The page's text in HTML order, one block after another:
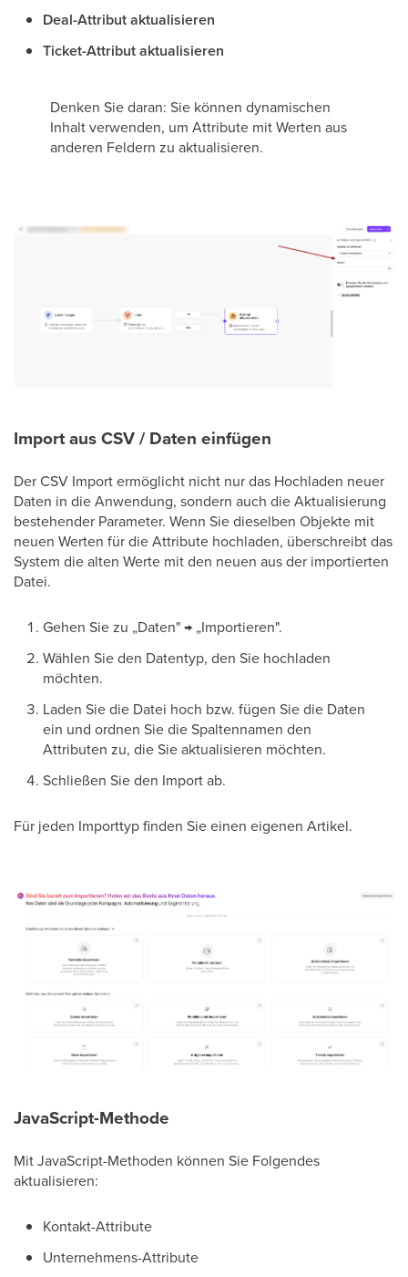
Deal-Attribut aktualisieren
Ticket-Attribut aktualisieren
Denken Sie daran: Sie können dynamischen
Inhalt verwenden, um Attribute mit Werten aus
anderen Feldern zu aktualisieren.
Import aus CSV / Daten einfügen
Der CSV Import ermöglicht nicht nur das Hochladen neuer
Daten in die Anwendung, sondern auch die Aktualisierung
bestehender Parameter. Wenn Sie dieselben Objekte mit
neuen Werten für die Attribute hochladen, überschreibt das
System die alten Werte mit den neuen aus der importierten
Datei.
Gehen Sie zu „Daten" → „Importieren".
Wählen Sie den Datentyp, den Sie hochladen
möchten.
Laden Sie die Datei hoch bzw. fügen Sie die Daten
ein und ordnen Sie die Spaltennamen den
Attributen zu, die Sie aktualisieren möchten.
Schließen Sie den Import ab.
Für jeden Importtyp finden Sie einen eigenen Artikel.
JavaScript-Methode
Mit JavaScript-Methoden können Sie Folgendes
aktualisieren:
Kontakt-Attribute
Unternehmens-Attribute